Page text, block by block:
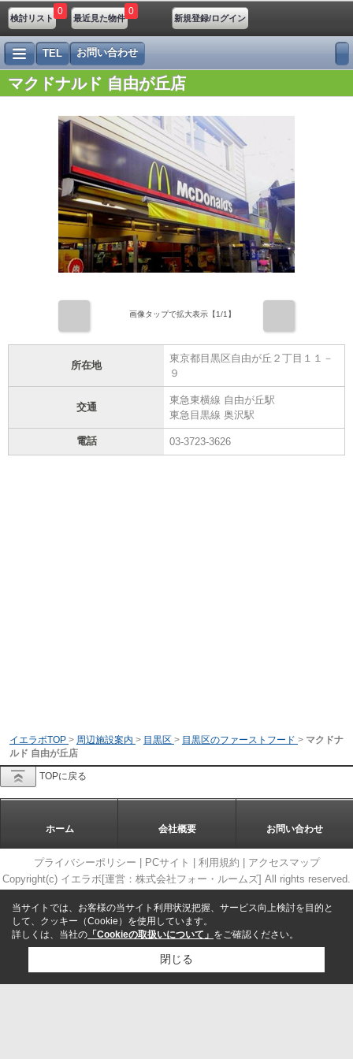
検討リスト
0
最近見た物件
0
新規登録/ログイン
TEL お問い合わせ
マクドナルド 自由が丘店
画像タップで拡大表示【1/1】
所在地
東京都目黒区自由が丘２丁目１１－
９
交通
東急東横線 自由が丘駅
東急目黒線 奥沢駅
電話 03-3723-3626
イエラボTOP > 周辺施設案内 > 目黒区 > 目黒区のファーストフード > マクドナ
ルド 自由が丘店
TOPに戻る
ホーム 会社概要 お問い合わせ
プライバシーポリシー PCサイト 利用規約
アクセスマップ
Copyright(c) イエラボ[運営：株式会社フォー・ルームズ] All rights reserved.
当サイトでは、お客様の当サイト利用状況把握、サービス向上検討を目的と
して、クッキー（Cookie）を使用しています。
詳しくは、当社の 「Cookieの取扱いについて」 をご確認ください。
閉じる